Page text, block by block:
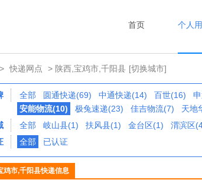
首页 个人
> 快递网点 > 陕西,宝鸡市,千阳县 [切换城市]
全部 圆通快递(69) 中通快递(14) 百世(16)
安能物流(10)
极兔速递(23) 佳吉物流(7) 天地
全部 岐山县(1) 扶风县(1) 金台区(1) 渭滨区
全部 已认证
鸡市,千阳县快递信息